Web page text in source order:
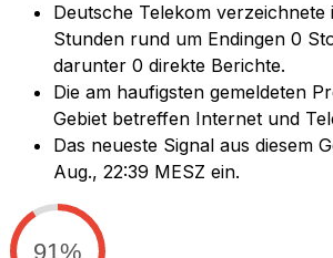
Deutsche Telekom verzeichnete
Stunden rund um Endingen 0
darunter 0 direkte Berichte.
Die am haufigsten gemeldeten
Gebiet betreffen Internet und
Das neueste Signal aus diesem
Aug., 22:39 MESZ ein.
91%